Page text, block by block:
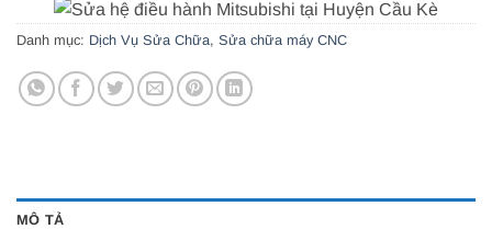
Danh mục: Dịch Vụ Sửa Chữa, Sửa chữa máy CNC
MÔ TẢ